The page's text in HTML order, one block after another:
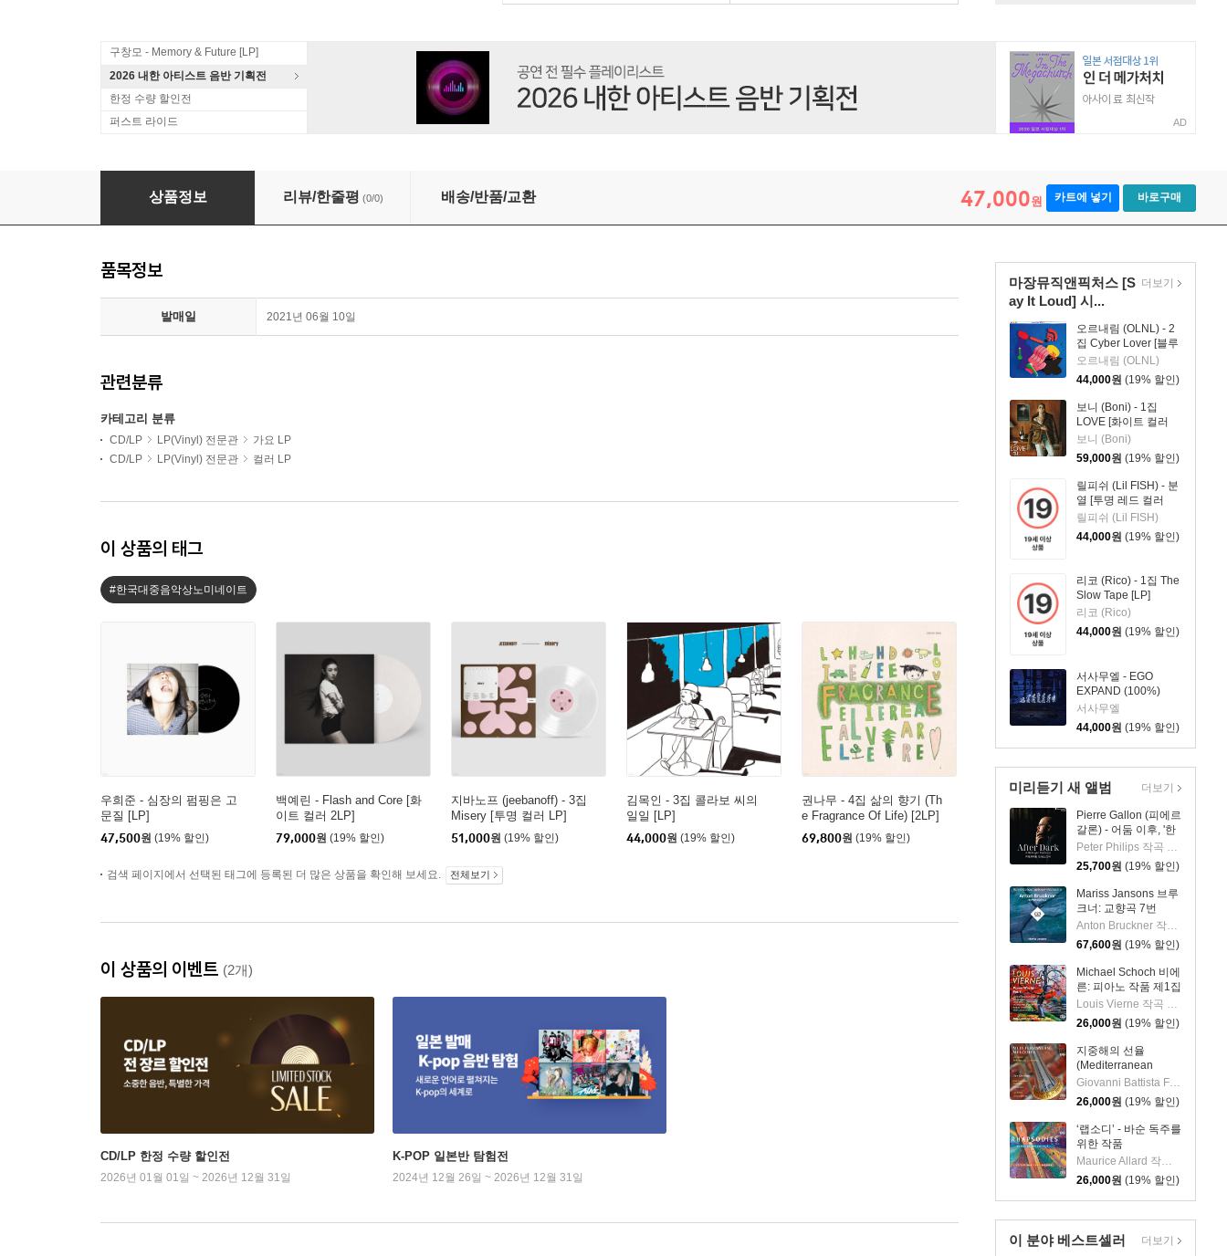
구창모 - Memory & Future [LP]
2026 내한 아티스트 음반 기획전
한정 수량 할인전
퍼스트 라이드
AD
A.TRAIN (에이트레인) - 1집 PAINGREEN [화이트 컬러 LP]
상품정보 리뷰/한줄평 (0/0) 배송/반품/교환 47,000원 카트에 넣기 바로구매
마장뮤직앤픽처스 [S
ay It Loud] 시...
오르내림 (OLNL) - 2
집 Cyber Lover [블루
컬러 LP]
오르내림 (OLNL)
44,000원 (19% 할인)
보니 (Boni) - 1집
LOVE [화이트 컬러
2LP]
보니 (Boni)
59,000원 (19% 할인)
릴피쉬 (Lil FISH) - 분
열 [투명 레드 컬러
LP]
릴피쉬 (Lil FISH)
44,000원 (19% 할인)
리코 (Rico) - 1집 The
Slow Tape [LP]
리코 (Rico)
44,000원 (19% 할인)
서사무엘 - EGO
EXPAND (100%)
[LP]
서사무엘
44,000원 (19% 할인)
더보기
미리듣기 새 앨범
Pierre Gallon (피에르
갈론) - 어둠 이후, '한
밤의 판타지아' (After
Dark, 'A Midnight
Fantasia')
Peter Philips 작곡 외 6명
25,700원 (19% 할인)
Mariss Jansons 브루
크너: 교향곡 7번
(Bruckner:
Symphony No.7)
[2LP]
Anton Bruckner 작곡 외 2명
67,600원 (19% 할인)
Michael Schoch 비에
른: 피아노 작품 제1집
(Vierne: Piano Works
Vol. 1) [SACD
Hybrid]
Louis Vierne 작곡 외 1명
26,000원 (19% 할인)
지중해의 선율
(Mediterranean
Melodies) [SACD
Hybrid]
Giovanni Battista Fontana 작곡 외 5명
26,000원 (19% 할인)
‘랩소디’ - 바순 독주를
위한 작품
(Rhapsodies: Works
for Bassoon solo)
[SACD Hybrid]
Maurice Allard 작곡 외 4명
26,000원 (19% 할인)
더보기
이 분야 베스트셀러 더보기
품목정보
발매일 2021년 06월 10일
관련분류
카테고리 분류
CD/LP LP(Vinyl) 전문관
가요 LP
CD/LP
LP(Vinyl) 전문관 컬러 LP
이 상품의 태그
#한국대중음악상노미네이트
우희준 - 심장의 펌핑은 고
문질 [LP]
47,500원 (19% 할인)
백예린 - Flash and Core [화
이트 컬러 2LP]
79,000원 (19% 할인)
지바노프 (jeebanoff) - 3집
Misery [투명 컬러 LP]
51,000원 (19% 할인)
김목인 - 3집 콜라보 씨의
일일 [LP]
44,000원 (19% 할인)
권나무 - 4집 삶의 향기 (Th
e Fragrance Of Life) [2LP]
69,800원 (19% 할인)
검색 페이지에서 선택된 태그에 등록된 더 많은 상품을 확인해 보세요. 전체보기
이 상품의 이벤트 (2개)
CD/LP 한정 수량 할인전
2026년 01월 01일 ~ 2026년 12월 31일
K-POP 일본반 탐험전
2024년 12월 26일 ~ 2026년 12월 31일